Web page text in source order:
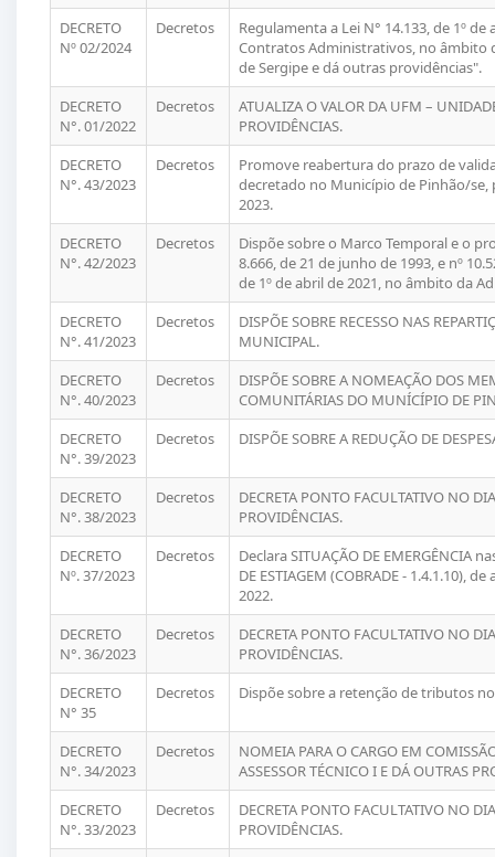
DECRETO
Nº 02/2024
Decretos
Regulamenta a Lei N° 14.133, de 1º
Contratos Administrativos, no âmbito
de Sergipe e dá outras providências".
DECRETO
N°. 01/2022
Decretos
ATUALIZA O VALOR DA UFM –
PROVIDÊNCIAS.
DECRETO
N°. 43/2023
Decretos
Promove reabertura do prazo de
decretado no Município de Pinhão/
2023.
DECRETO
N°. 42/2023
Decretos
Dispõe sobre o Marco Temporal e o
8.666, de 21 de junho de 1993, e nº
de 1º de abril de 2021, no âmbito da
DECRETO
N°. 41/2023
Decretos
DISPÕE SOBRE RECESSO NAS
MUNICIPAL.
DECRETO
N°. 40/2023
Decretos
DISPÕE SOBRE A NOMEAÇÃO DOS
COMUNITÁRIAS DO MUNÍCÍPIO DE
DECRETO
N°. 39/2023
Decretos DISPÕE SOBRE A REDUÇÃO DE
DECRETO
N°. 38/2023
Decretos
DECRETA PONTO FACULTATIVO NO
PROVIDÊNCIAS.
DECRETO
Nº. 37/2023
Decretos
Declara SITUAÇÃO DE EMERGÊNCIA
DE ESTIAGEM (COBRADE - 1.4.1.10),
2022.
DECRETO
N°. 36/2023
Decretos
DECRETA PONTO FACULTATIVO NO
PROVIDÊNCIAS.
DECRETO
N° 35
Decretos Dispõe sobre a retenção de tributos
DECRETO
N°. 34/2023
Decretos
NOMEIA PARA O CARGO EM
ASSESSOR TÉCNICO I E DÁ OUTRAS
DECRETO
N°. 33/2023
Decretos
DECRETA PONTO FACULTATIVO NO
PROVIDÊNCIAS.